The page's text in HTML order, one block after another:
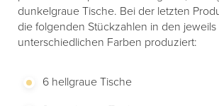
dunkelgraue Tische. Bei der letzten
die folgenden Stückzahlen in den jeweils
unterschiedlichen Farben produziert:
6 hellgraue Tische